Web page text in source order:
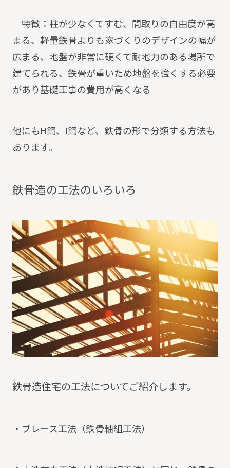
特徴：柱が少なくてすむ、間取りの自由度が高
まる、軽量鉄骨よりも家づくりのデザインの幅が
広まる、地盤が非常に硬くて耐地力のある場所で
建てられる、鉄骨が重いため地盤を強くする必要
があり基礎工事の費用が高くなる
他にもH鋼、I鋼など、鉄骨の形で分類する方法も
あります。
鉄骨造の工法のいろ いろ
鉄骨造住宅の工法についてご紹介します。
・ブレース工法（鉄骨軸組工法）